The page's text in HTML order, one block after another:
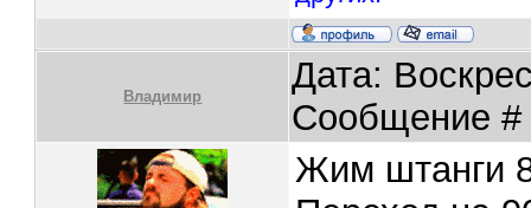
Владимир
Дата:
Сообщение
Жим штанги